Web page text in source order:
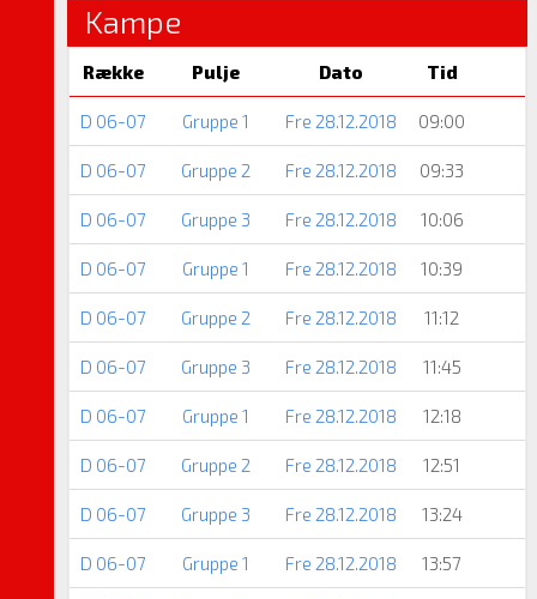
Kampe
Række Pulje Dato Tid
D 06-07 Gruppe 1 Fre 28.12.2018 09:00
D 06-07 Gruppe 2 Fre 28.12.2018 09:33
D 06-07 Gruppe 3 Fre 28.12.2018 10:06
D 06-07 Gruppe 1 Fre 28.12.2018 10:39
D 06-07 Gruppe 2 Fre 28.12.2018 11:12
D 06-07 Gruppe 3 Fre 28.12.2018 11:45
D 06-07 Gruppe 1 Fre 28.12.2018 12:18
D 06-07 Gruppe 2 Fre 28.12.2018 12:51
D 06-07 Gruppe 3 Fre 28.12.2018 13:24
D 06-07 Gruppe 1 Fre 28.12.2018 13:57